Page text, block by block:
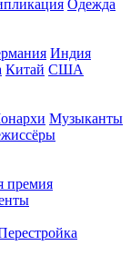
Одежда
Индия
Китай США
Музыканты
премия